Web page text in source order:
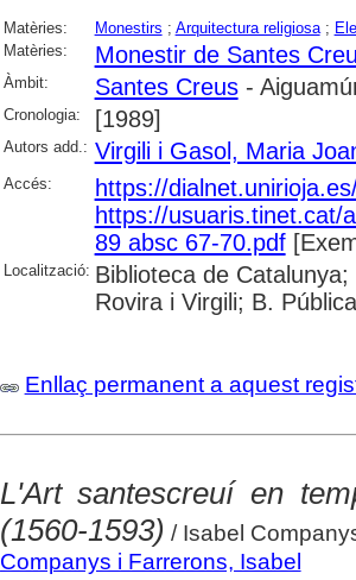
Matèries: Monestirs ; Arquitectura religiosa;
Matèries:
Monestir de Santes
Àmbit: Santes Creus-
Cronologia: [1989]
Autors add.: Virgili i Gasol, Maria
Accés:
https://
https://usuaris.tinet.cat/
89 absc 67-70.pdf
Localització: Biblioteca de
Rovira i Virgili; B.
Enllaç permanent a aquest
L'Art santescreuí en
(1560-1593) / Isabel
Companys i Farrerons, Isabel